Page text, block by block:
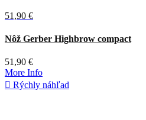
51,90 €
Zelená
Nôž Gerber Highbrow compact
51,90 €
More Info
 Rýchly náhľad